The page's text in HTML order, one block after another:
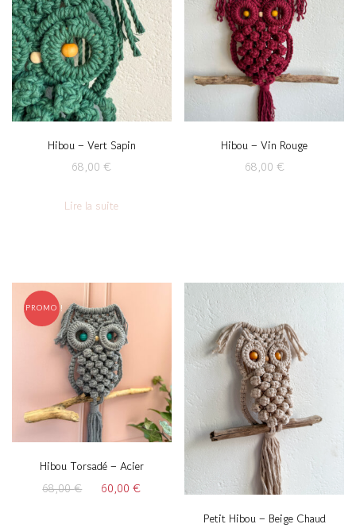
Hibou – Vert Sapin
68,00€
Lire la suite
Hibou – Vin Rouge
68,00 €
PROMO !
Hibou Torsadé – Acier
68,00€
Le60,00€
Petit Hibou – Beige Chaud